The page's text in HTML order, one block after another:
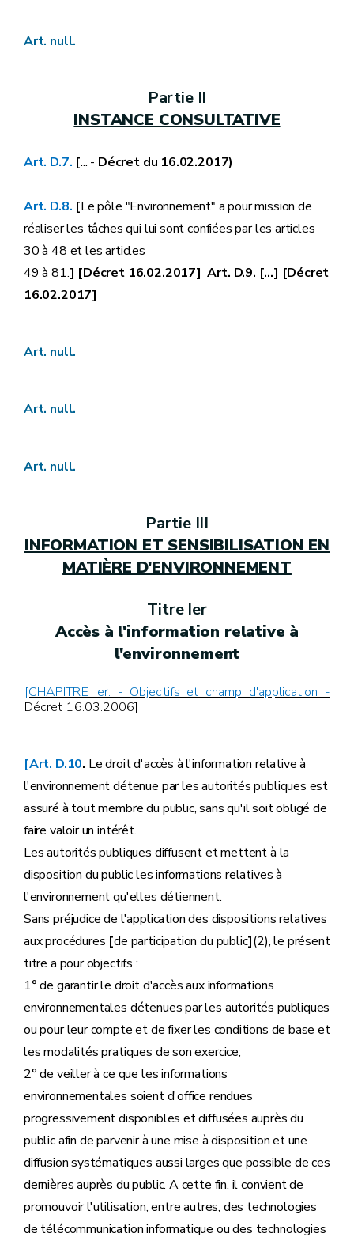
Art. null.
Partie II
INSTANCE CONSULTATIVE
Art. D.7. [... - Décret du 16.02.2017)
Art. D.8. [Le pôle "Environnement" a pour mission de
réaliser les tâches qui lui sont confiées par les articles
30 à 48 et les articles
49 à 81.] [Décret 16.02.2017] Art. D.9. [...] [Décret
16.02.2017]
Art. null.
Art. null.
Art. null.
Partie III
INFORMATION ET SENSIBILISATION EN
MATIÈRE D'ENVIRONNEMENT
Titre Ier
Accès à l'information relative à
l'environnement
[CHAPITRE Ier. - Objectifs et champ d'application -
Décret 16.03.2006]
[Art. D.10. Le droit d'accès à l'information relative à
l'environnement détenue par les autorités publiques est
assuré à tout membre du public, sans qu'il soit obligé de
faire valoir un intérêt.
Les autorités publiques diffusent et mettent à la
disposition du public les informations relatives à
l'environnement qu'elles détiennent.
Sans préjudice de l'application des dispositions relatives
aux procédures [de participation du public](2), le présent
titre a pour objectifs :
1° de garantir le droit d'accès aux informations
environnementales détenues par les autorités publiques
ou pour leur compte et de fixer les conditions de base et
les modalités pratiques de son exercice;
2° de veiller à ce que les informations
environnementales soient d'office rendues
progressivement disponibles et diffusées auprès du
public afin de parvenir à une mise à disposition et une
diffusion systématiques aussi larges que possible de ces
dernières auprès du public. A cette fin, il convient de
promouvoir l'utilisation, entre autres, des technologies
de télécommunication informatique ou des technologies